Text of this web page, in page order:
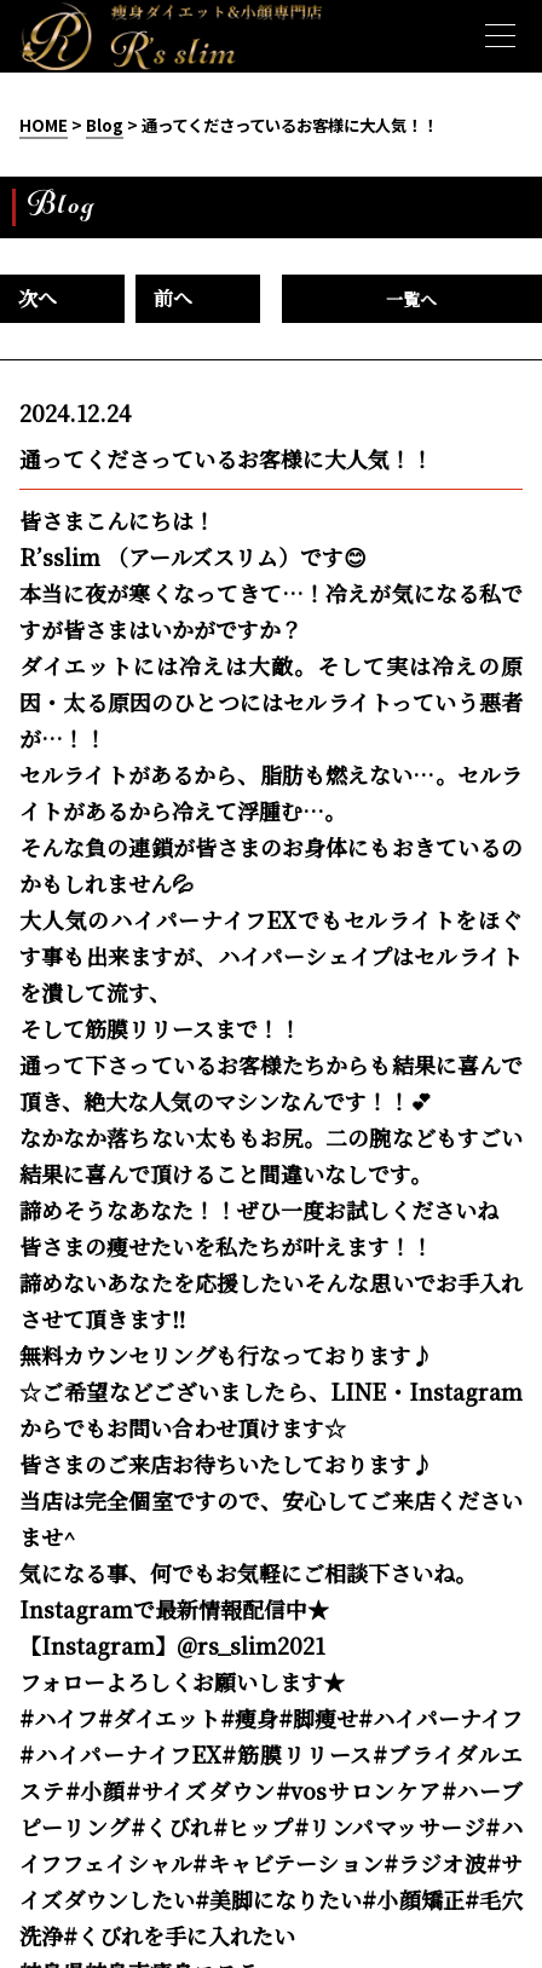
HOME > Blog > 通ってくださっているお客様に大人気！！
Blog
次へ 前へ 一覧へ
2024.12.24
通ってくださっているお客様に大人気！！
皆さまこんにちは！
R’sslim （アールズスリム）です😊
本当に夜が寒くなってきて…！冷えが気になる私で
すが皆さまはいかがですか？
ダイエットには冷えは大敵。そして実は冷えの原
因・太る原因のひとつにはセルライトっていう悪者
が…！！
セルライトがあるから、脂肪も燃えない…。セルラ
イトがあるから冷えて浮腫む…。
そんな負の連鎖が皆さまのお身体にもおきているの
かもしれません💦
大人気のハイパーナイフEXでもセルライトをほぐ
す事も出来ますが、ハイパーシェイプはセルライト
を潰して流す、
そして筋膜リリースまで！！
通って下さっているお客様たちからも結果に喜んで
頂き、絶大な人気のマシンなんです！！💕
なかなか落ちない太ももお尻。二の腕などもすごい
結果に喜んで頂けること間違いなしです。
諦めそうなあなた！！ぜひ一度お試しくださいね
皆さまの痩せたいを私たちが叶えます！！
諦めないあなたを応援したいそんな思いでお手入れ
させて頂きます‼️
無料カウンセリングも行なっております♪
☆ご希望などございましたら、LINE・Instagram
からでもお問い合わせ頂けます☆
皆さまのご来店お待ちいたしております♪
当店は完全個室ですので、安心してご来店ください
ませ^
気になる事、何でもお気軽にご相談下さいね。
Instagramで最新情報配信中★
【Instagram】@rs_slim2021
フォローよろしくお願いします★
#ハイフ#ダイエット#痩身#脚痩せ#ハイパーナイフ
#ハイパーナイフEX#筋膜リリース#ブライダルエ
ステ#小顔#サイズダウン#vosサロンケア#ハーブ
ピーリング#くびれ#ヒップ#リンパマッサージ#ハ
イフフェイシャル#キャビテーション#ラジオ波#サ
イズダウンしたい#美脚になりたい#小顔矯正#毛穴
洗浄#くびれを手に入れたい